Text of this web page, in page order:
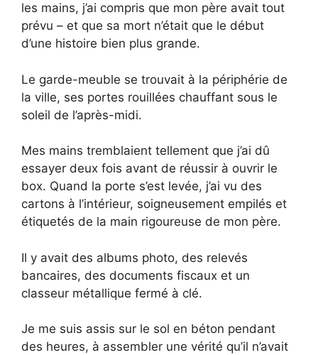
les mains, j’ai compris que mon père avait tout
prévu – et que sa mort n’était que le début
d’une histoire bien plus grande.
Le garde-meuble se trouvait à la périphérie de
la ville, ses portes rouillées chauffant sous le
soleil de l’après-midi.
Mes mains tremblaient tellement que j’ai dû
essayer deux fois avant de réussir à ouvrir le
box. Quand la porte s’est levée, j’ai vu des
cartons à l’intérieur, soigneusement empilés et
étiquetés de la main rigoureuse de mon père.
Il y avait des albums photo, des relevés
bancaires, des documents fiscaux et un
classeur métallique fermé à clé.
Je me suis assis sur le sol en béton pendant
des heures, à assembler une vérité qu’il n’avait